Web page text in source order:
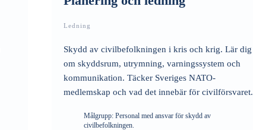
Ledning
Skydd av civilbefolkningen i kris och krig. Lär dig
om skyddsrum, utrymning, varningssystem och
kommunikation. Täcker Sveriges NATO-
medlemskap och vad det innebär för civilförsvaret.
Målgrupp:Personal med ansvar för skydd av
civilbefolkningen.